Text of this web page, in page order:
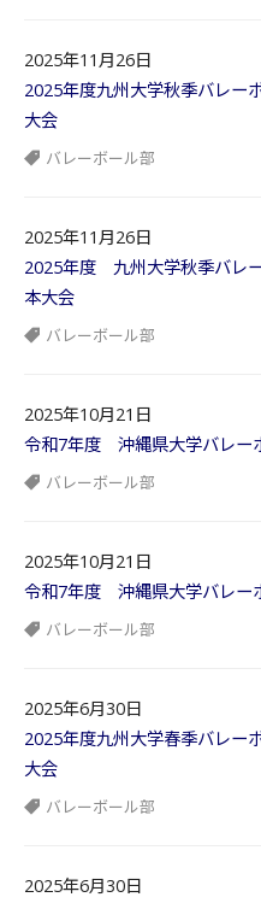
2025年11月26日
2025年度九州大学秋季バレー
大会
バレーボール部
2025年11月26日
2025年度 九州大学秋季バレ
本大会
バレーボール部
2025年10月21日
令和7年度 沖縄県大学バレー
バレーボール部
2025年10月21日
令和7年度 沖縄県大学バレー
バレーボール部
2025年6月30日
2025年度九州大学春季バレー
大会
バレーボール部
2025年6月30日